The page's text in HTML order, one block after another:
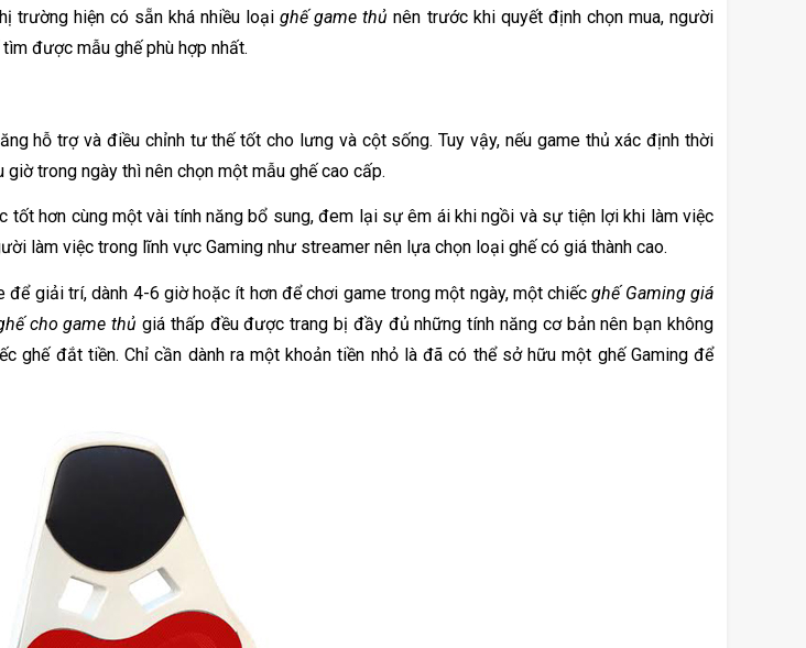
trường hiện có sẵn khá nhiều loại ghế game thủ nên trước khi quyết định chọn mua, người
được mẫu ghế phù hợp nhất.
hỗ trợ và điều chỉnh tư thế tốt cho lưng và cột sống. Tuy vậy, nếu game thủ xác định thời
trong ngày thì nên chọn một mẫu ghế cao cấp.
tốt hơn cùng một vài tính năng bổ sung, đem lại sự êm ái khi ngồi và sự tiện lợi khi làm việc
làm việc trong lĩnh vực Gaming như streamer nên lựa chọn loại ghế có giá thành cao.
giải trí, dành 4-6 giờ hoặc ít hơn để chơi game trong một ngày, một chiếc ghế Gaming giá
cho game thủ giá thấp đều được trang bị đầy đủ những tính năng cơ bản nên bạn không
ghế đắt tiền. Chỉ cần dành ra một khoản tiền nhỏ là đã có thể sở hữu một ghế Gaming để